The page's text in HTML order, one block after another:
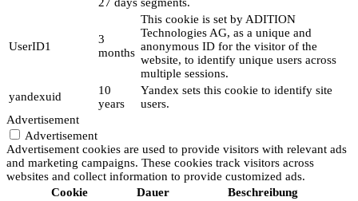
UserID1
3
months
This cookie is set by ADITION
Technologies AG, as a unique and
anonymous ID for the visitor of the
website, to identify unique users across
multiple sessions.
yandexuid
10
years
Yandex sets this cookie to identify site
users.
Advertisement
Advertisement
Advertisement cookies are used to provide visitors with relevant ads
and marketing campaigns. These cookies track visitors across
websites and collect information to provide customized ads.
Cookie
Dauer Beschreibung